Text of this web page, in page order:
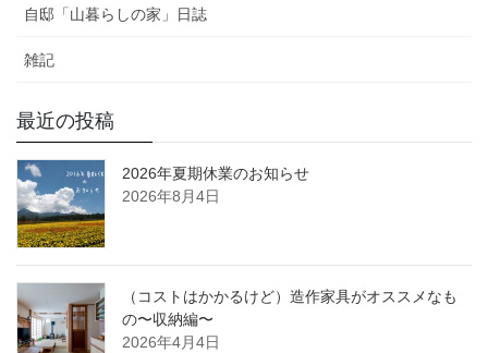
自邸「山暮らしの家」日誌
雑記
最近の投稿
2026年夏期休業のお知らせ
2026年8月4日
（コストはかかるけど）造作家具がオススメなも
の〜収納編〜
2026年4月4日